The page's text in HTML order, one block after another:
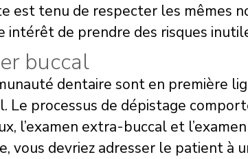
est tenu de respecter les mêmes
intérêt de prendre des risques
buccal
dentaire sont en première
Le processus de dépistage
l’examen extra-buccal et
vous devriez adresser le patient à